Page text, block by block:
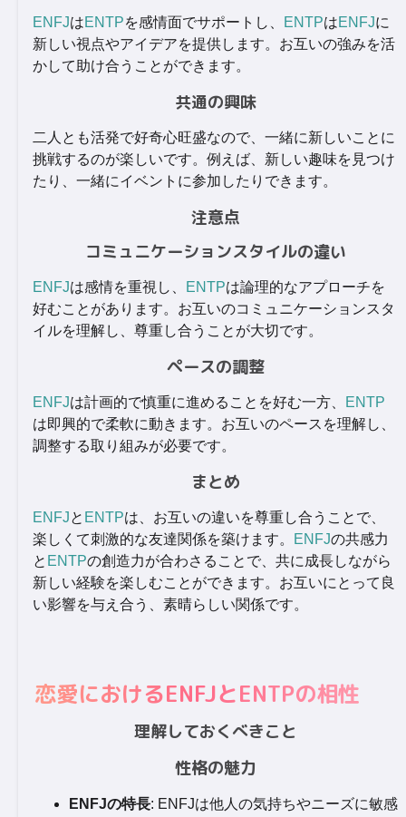
ENFJはENTPを感情面でサポートし、 ENTPはENFJに
新しい視点やアイデアを提供します。お互いの強みを活
かして助け合うことができます。
共通の興味
二人とも活発で好奇心旺盛なので、一緒に新しいことに
挑戦するのが楽しいです。例えば、新しい趣味を見つけ
たり、一緒にイベントに参加したりできます。
注意点
コミュニケーションスタイルの違い
ENFJは感情を重視し、 ENTPは論理的なアプローチを
好むことがあります。お互いのコミュニケーションスタ
イルを理解し、尊重し合うことが大切です。
ペースの調整
ENFJは計画的で慎重に進めることを好む一方、
ENTP
は即興的で柔軟に動きます。お互いのペースを理解し、
調整する取り組みが必要です。
まとめ
ENFJと ENTPは、お互いの違いを尊重し合うことで、
楽しくて刺激的な友達関係を築けます。
ENFJの共感力
と ENTPの創造力が合わさることで、共に成長しながら
新しい経験を楽しむことができます。お互いにとって良
い影響を与え合う、素晴らしい関係です。
恋愛におけるENFJとENTPの相性
理解しておくべきこと
性格の魅力
ENFJの特長: ENFJは他人の気持ちやニーズに敏感